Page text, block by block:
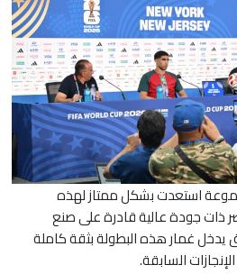
استعدت بشكل ممتاز لهذه
ذات جودة عالية قادرة على صنع
يدخل غمار هذه البطولة بثقة كاملة
السابقة.